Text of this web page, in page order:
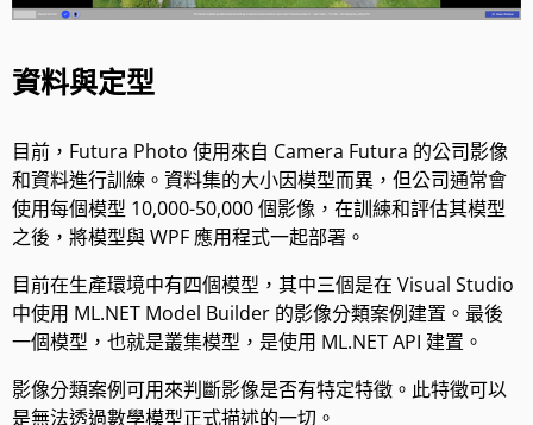
資料與定型
目前，Futura Photo 使用來自 Camera Futura 的公司影像
和資料進行訓練。資料集的大小因模型而異，但公司通常會
使用每個模型 10,000-50,000 個影像，在訓練和評估其模型
之後，將模型與 WPF 應用程式一起部署。
目前在生產環境中有四個模型，其中三個是在 Visual Studio
中使用 ML.NET Model Builder 的影像分類案例建置。最後
一個模型，也就是叢集模型，是使用 ML.NET API 建置。
影像分類案例可用來判斷影像是否有特定特徵。此特徵可以
是無法透過數學模型正式描述的一切。